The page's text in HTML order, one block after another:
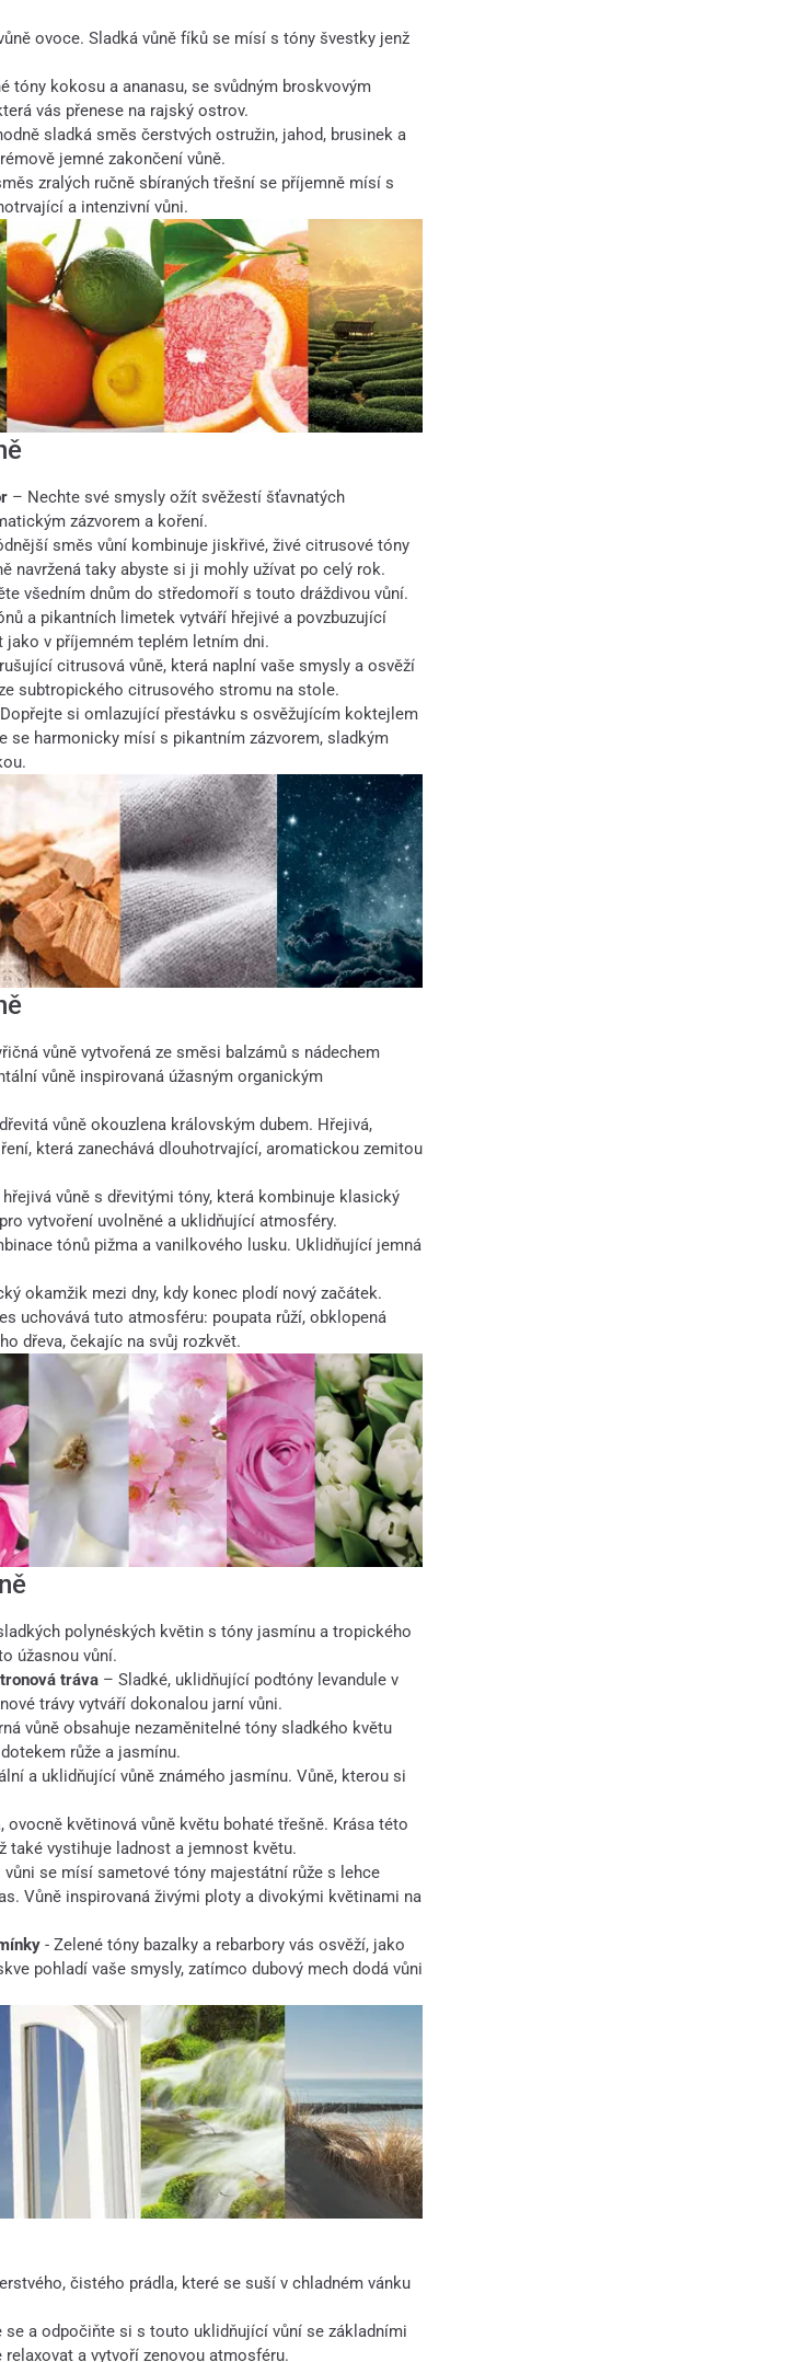
ovoce. Sladká vůně fíků se mísí s tóny švestky jenž
tóny kokosu a ananasu, se svůdným broskvovým
vás přenese na rajský ostrov.
sladká směs čerstvých ostružin, jahod, brusinek a
jemné zakončení vůně.
zralých ručně sbíraných třešní se příjemně mísí s
a intenzivní vůni.
– Nechte své smysly ožít svěžestí šťavnatých
zázvorem a koření.
směs vůní kombinuje jiskřivé, živé citrusové tóny
navržená taky abyste si ji mohly užívat po celý rok.
všedním dnům do středomoří s touto dráždivou vůní.
a pikantních limetek vytváří hřejivé a povzbuzující
v příjemném teplém letním dni.
citrusová vůně, která naplní vaše smysly a osvěží
subtropického citrusového stromu na stole.
si omlazující přestávku s osvěžujícím koktejlem
se harmonicky mísí s pikantním zázvorem, sladkým
vůně vytvořená ze směsi balzámů s nádechem
vůně inspirovaná úžasným organickým
vůně okouzlena královským dubem. Hřejivá,
která zanechává dlouhotrvající, aromatickou zemitou
vůně s dřevitými tóny, která kombinuje klasický
vytvoření uvolněné a uklidňující atmosféry.
tónů pižma a vanilkového lusku. Uklidňující jemná
okamžik mezi dny, kdy konec plodí nový začátek.
uchovává tuto atmosféru: poupata růží, obklopená
dřeva, čekajíc na svůj rozkvět.
polynéských květin s tóny jasmínu a tropického
úžasnou vůní.
tráva– Sladké, uklidňující podtóny levandule v
trávy vytváří dokonalou jarní vůni.
vůně obsahuje nezaměnitelné tóny sladkého květu
růže a jasmínu.
a uklidňující vůně známého jasmínu. Vůně, kterou si
ovocně květinová vůně květu bohaté třešně. Krása této
také vystihuje ladnost a jemnost květu.
se mísí sametové tóny majestátní růže s lehce
Vůně inspirovaná živými ploty a divokými květinami na
- Zelené tóny bazalky a rebarbory vás osvěží, jako
pohladí vaše smysly, zatímco dubový mech dodá vůni
čistého prádla, které se suší v chladném vánku
a odpočiňte si s touto uklidňující vůní se základními
a vytvoří zenovou atmosféru.